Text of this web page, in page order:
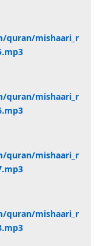
quran/mishaari_r
quran/mishaari_r
quran/mishaari_r
quran/mishaari_r